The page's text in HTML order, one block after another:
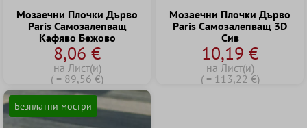
Mозаечни Плочки Дърво
Paris Cамозалепващ
Kафяво Бежово
8,06 €
на Лист(и)
( = 89,56 €)
Mозаечни Плочки Дърво
Paris Cамозалепващ 3D
Сив
10,19 €
на Лист(и)
( = 113,22 €)
Безплатни мостри